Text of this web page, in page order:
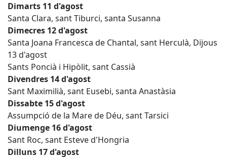
Dimarts 11 d'agost
Santa Clara, sant Tiburci, santa Susanna
Dimecres 12 d'agost
Santa Joana Francesca de Chantal, sant Herculà, Dijous
13 d'agost
Sants Poncià i Hipòlit, sant Cassià
Divendres 14 d'agost
Sant Maximilià, sant Eusebi, santa Anastàsia
Dissabte 15 d'agost
Assumpció de la Mare de Déu, sant Tarsici
Diumenge 16 d'agost
Sant Roc, sant Esteve d'Hongria
Dilluns 17 d'agost